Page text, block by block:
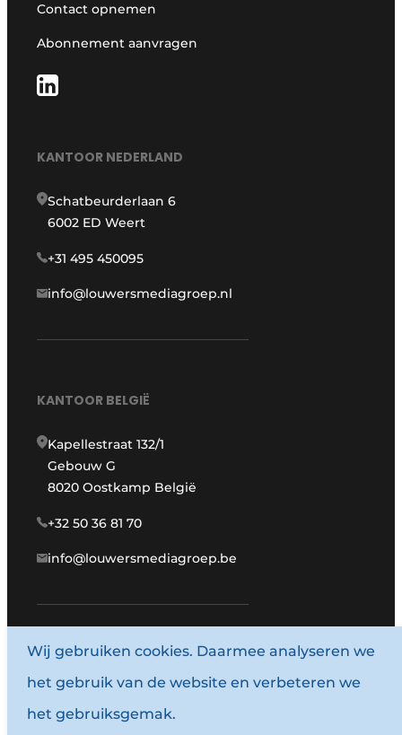
Contact opnemen
Abonnement aanvragen
KANTOOR NEDERLAND
Schatbeurderlaan 6
6002 ED Weert
+31 495 450095
info@louwersmediagroep.nl
KANTOOR BELGIË
Kapellestraat 132/1
Gebouw G
8020 Oostkamp België
+32 50 36 81 70
info@louwersmediagroep.be
www.louwersmediagroep.com
© 1987 - 2026 Louwersmediagroep.
Algemene voorwaarden
Wij gebruiken cookies. Daarmee analyseren we
het gebruik van de website en verbeteren we
het gebruiksgemak.